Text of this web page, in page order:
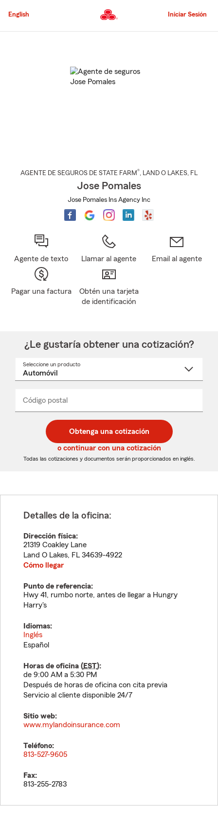
al
principal
English Iniciar Sesión
AGENTE DE SEGUROS DE STATE FARM®, LAND O LAKES, FL
Jose Pomales
Jose Pomales Ins Agency Inc
Agente de texto Llamar al agente Email al agente
Pagar una factura
Obtén una tarjeta
de identificación
¿Le gustaría obtener una cotización?
Seleccione un producto
desplegable
Código postal
de
5
dígitos
de
5
dígitos
_____
Obtenga una cotización
o continuar con una cotización
Todas las cotizaciones y documentos serán proporcionados en inglés.
Detalles de la oficina:
Dirección física:
21319 Coakley Lane
Land O Lakes, FL 34639-4922
Cómo llegar
Punto de referencia:
Hwy 41, rumbo norte, antes de llegar a Hungry
Harry's
Idiomas:
Inglés
Español
Horas de oficina (EST):
de 9:00 AM a 5:30 PM
Después de horas de oficina con cita previa
Servicio al cliente disponible 24/7
Sitio web:
www.mylandoinsurance.com
Teléfono:
813-527-9605
Fax:
813-255-2783